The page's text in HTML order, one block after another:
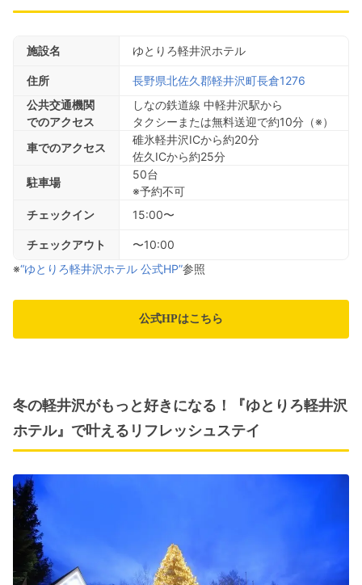
施設名 ゆとりろ軽井沢ホテル
住所
長野県北佐久郡軽井沢町長倉1276
公共交通機関
でのアクセス
しなの鉄道線 中軽井沢駅から
タクシーまたは無料送迎で約10分（※）
車でのアクセス
碓氷軽井沢ICから約20分
佐久ICから約25分
駐車場
50台
※予約不可
チェックイン
15:00〜
チェックアウト
〜10:00
※“ゆとりろ軽井沢ホテル 公式HP”参照
公式HPはこちら
冬の軽井沢がもっと好きになる！『ゆとりろ軽井沢
ホテル』で叶えるリフレッシュステイ